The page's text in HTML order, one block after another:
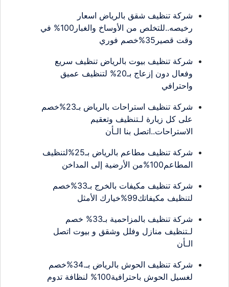
شركة تنظيف شقق بالرياض اسعار
رخيصه..للتخلص من الأوساخ والغبار100% في
وقت قصير35%خصم فوري
شركة تنظيف بيوت بالرياض تنظيف سريع
وفعال دون إزعاج بـ20% لتنظيف عميق
واحترافي
شركة تنظيف استراحات بالرياض بـ23%خصم
على كل زيارة لـتنظيف وتعقيم
الاستراحات..اتصل بنا الـأن
شركة تنظيف مطاعم بالرياض بـ25%لتنظيف
المطاعم100%من الأرضية إلى المداخن
شركة تنظيف مكيفات بالخرج بـ33%خصم
لتنظيف مكيفاتك99%خيارك الأمثل
شركة تنظيف بالمزاحمية بـ33% خصم
لـتنظيف منازل وفلل وشقق و بيوت اتصل
الـأن
شركة تنظيف الحوش بالرياض بـ.34%خصم
لغسيل الحوش باحترافية100% لنظافة تدوم